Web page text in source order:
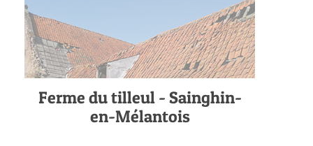
Ferme du tilleul - Sainghin-
en-Mélantois